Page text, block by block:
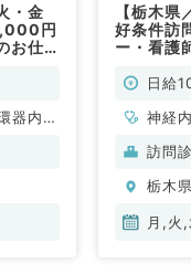
・金
円
お仕
器内
【栃木
好条件訪
ー・看護
うち1曜
日給
神経
外科
訪問
栃木
月,火